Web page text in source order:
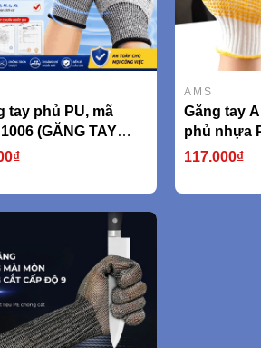
tay phủ PU, mã
(GĂNG TAY
CẮT CẤP ĐỘ 5
việc, lao động,
chuẩn xác
AMS
Găng tay
phủ nhựa
kiểu hạt
117.000₫